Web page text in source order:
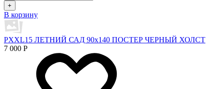
+
В корзину
PXXL15 ЛЕТНИЙ САД 90x140 ПОСТЕР ЧЕРНЫЙ ХОЛСТ
7 000 Р